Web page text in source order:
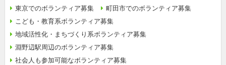
東京でのボランティア募集
町田市でのボランティア募集
こども・教育系ボランティア募集
地域活性化・まちづくり系ボランティア募集
淵野辺駅周辺のボランティア募集
社会人も参加可能なボランティア募集